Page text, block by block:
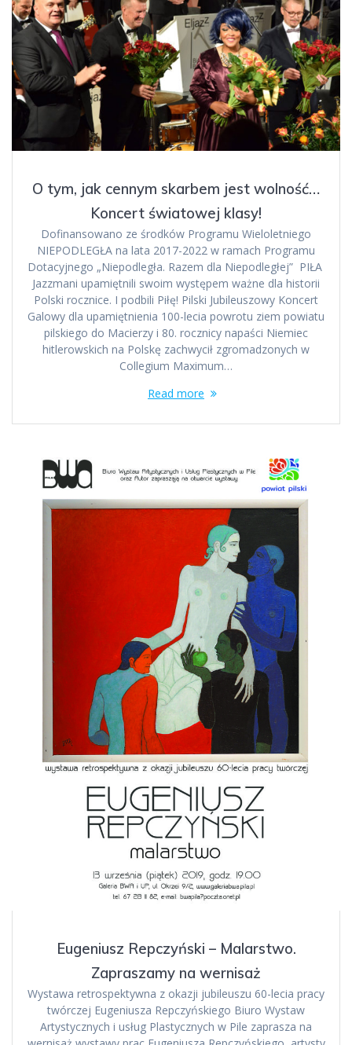
O tym, jak cennym skarbem jest wolność…
Koncert światowej klasy!
Dofinansowano ze środków Programu Wieloletniego
NIEPODLEGŁA na lata 2017-2022 w ramach Programu
Dotacyjnego „Niepodległa. Razem dla Niepodległej” PIŁA
Jazzmani upamiętnili swoim występem ważne dla historii
Polski rocznice. I podbili Piłę! Pilski Jubileuszowy Koncert
Galowy dla upamiętnienia 100-lecia powrotu ziem powiatu
pilskiego do Macierzy i 80. rocznicy napaści Niemiec
hitlerowskich na Polskę zachwycił zgromadzonych w
Collegium Maximum…
Read more
Eugeniusz Repczyński – Malarstwo.
Zapraszamy na wernisaż
Wystawa retrospektywna z okazji jubileuszu 60-lecia pracy
twórczej Eugeniusza Repczyńskiego Biuro Wystaw
Artystycznych i usług Plastycznych w Pile zaprasza na